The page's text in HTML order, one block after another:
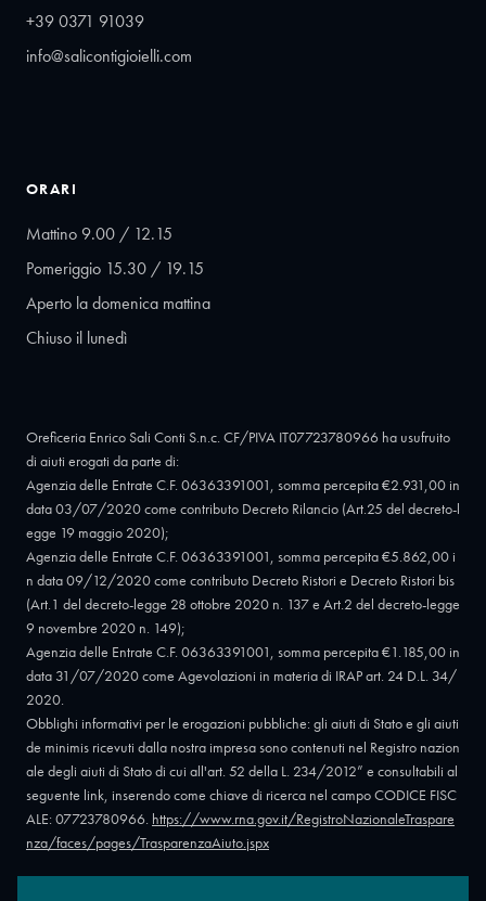
+39 0371 91039
info@salicontigioielli.com
ORARI
Mattino 9.00 / 12.15
Pomeriggio 15.30 / 19.15
Aperto la domenica mattina
Chiuso il lunedì
Oreficeria Enrico Sali Conti S.n.c. CF/PIVA IT07723780966 ha usufruito
di aiuti erogati da parte di:
Agenzia delle Entrate C.F. 06363391001, somma percepita €2.931,00 in
data 03/07/2020 come contributo Decreto Rilancio (Art.25 del decreto-l
egge 19 maggio 2020);
Agenzia delle Entrate C.F. 06363391001, somma percepita €5.862,00 i
n data 09/12/2020 come contributo Decreto Ristori e Decreto Ristori bis
(Art.1 del decreto-legge 28 ottobre 2020 n. 137 e Art.2 del decreto-legge
9 novembre 2020 n. 149);
Agenzia delle Entrate C.F. 06363391001, somma percepita €1.185,00 in
data 31/07/2020 come Agevolazioni in materia di IRAP art. 24 D.L. 34/
2020.
Obblighi informativi per le erogazioni pubbliche: gli aiuti di Stato e gli aiuti
de minimis ricevuti dalla nostra impresa sono contenuti nel Registro nazion
ale degli aiuti di Stato di cui all'art. 52 della L. 234/2012” e consultabili al
seguente link, inserendo come chiave di ricerca nel campo CODICE FISC
ALE: 07723780966. https://www.rna.gov.it/RegistroNazionaleTraspare
nza/faces/pages/TrasparenzaAiuto.jspx